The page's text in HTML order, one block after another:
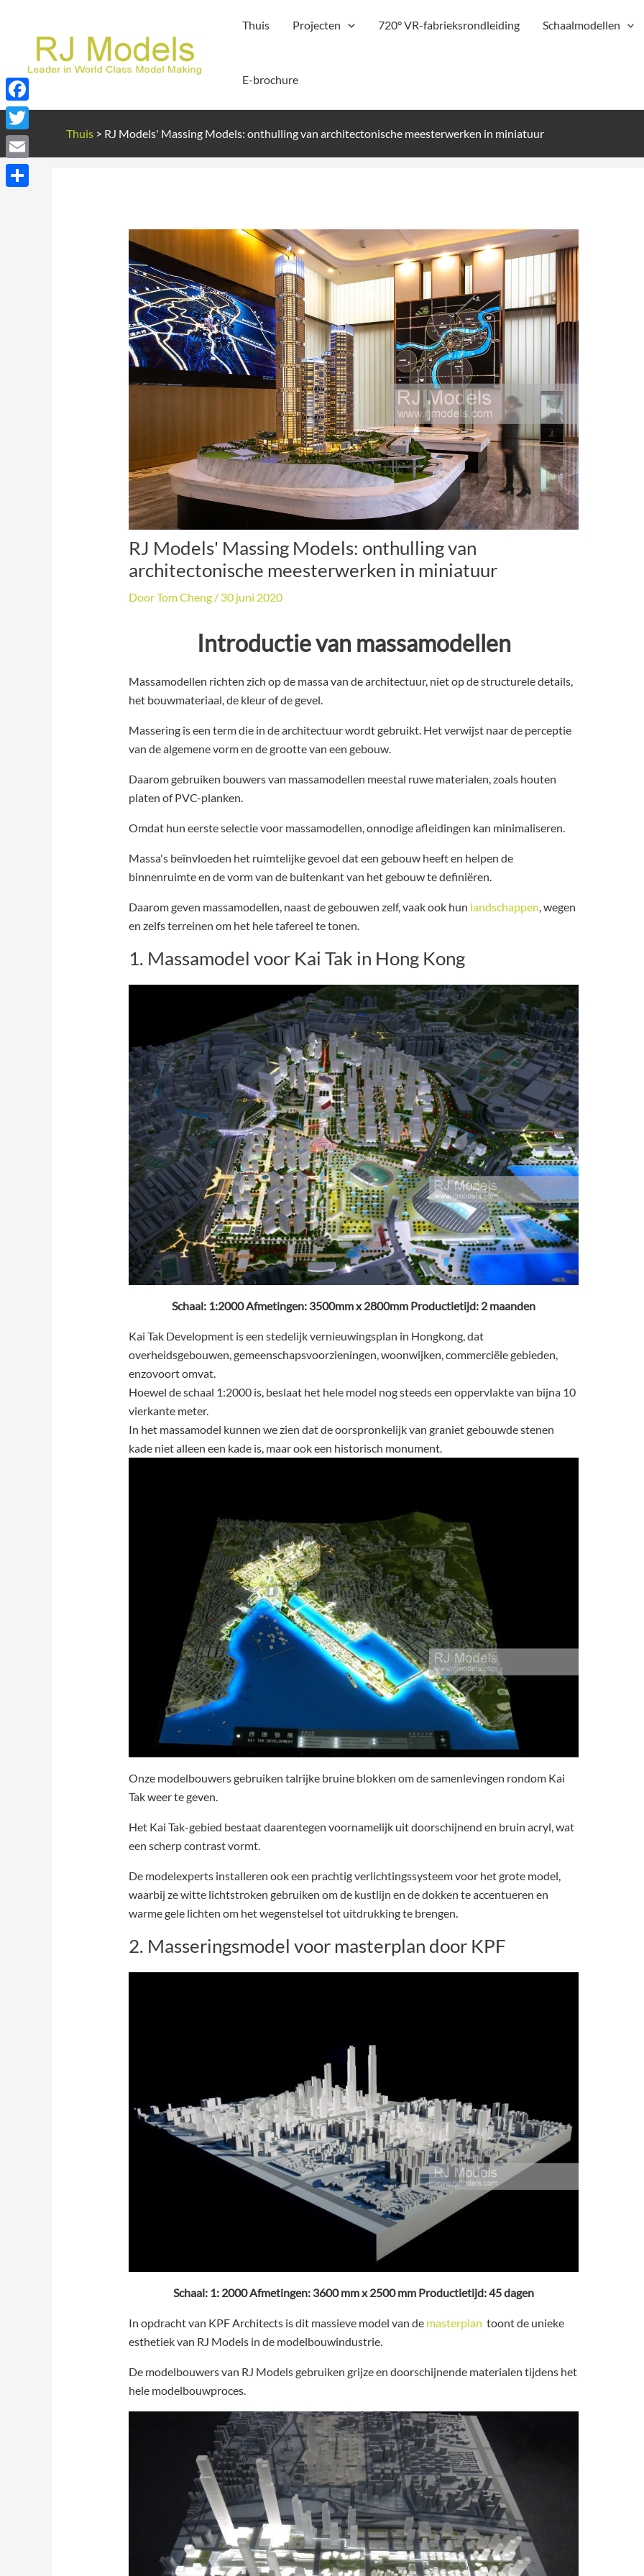
inhoud
Thuis Projecten 720° VR-fabrieksrondleiding Schaalmodellen
E-brochure
Thuis > RJ Models' Massing Models: onthulling van architectonische meesterwerken in miniatuur
RJ Models' Massing Models: onthulling van
architectonische meesterwerken in miniatuur
DoorTom Cheng / 30 juni 2020
Introductie van massamodellen
Massamodellen richten zich op de massa van de architectuur, niet op de structurele details,
het bouwmateriaal, de kleur of de gevel.
Massering is een term die in de architectuur wordt gebruikt. Het verwijst naar de perceptie
van de algemene vorm en de grootte van een gebouw.
Daarom gebruiken bouwers van massamodellen meestal ruwe materialen, zoals houten
platen of PVC-planken.
Omdat hun eerste selectie voor massamodellen, onnodige afleidingen kan minimaliseren.
Massa's beïnvloeden het ruimtelijke gevoel dat een gebouw heeft en helpen de
binnenruimte en de vorm van de buitenkant van het gebouw te definiëren.
Daarom geven massamodellen, naast de gebouwen zelf, vaak ook hun landschappen, wegen
en zelfs terreinen om het hele tafereel te tonen.
1. Massamodel voor Kai Tak in Hong Kong
Schaal: 1:2000 Afmetingen: 3500mm x 2800mm Productietijd: 2 maanden
Kai Tak Development is een stedelijk vernieuwingsplan in Hongkong, dat
overheidsgebouwen, gemeenschapsvoorzieningen, woonwijken, commerciële gebieden,
enzovoort omvat.
Hoewel de schaal 1:2000 is, beslaat het hele model nog steeds een oppervlakte van bijna 10
vierkante meter.
In het massamodel kunnen we zien dat de oorspronkelijk van graniet gebouwde stenen
kade niet alleen een kade is, maar ook een historisch monument.
Onze modelbouwers gebruiken talrijke bruine blokken om de samenlevingen rondom Kai
Tak weer te geven.
Het Kai Tak-gebied bestaat daarentegen voornamelijk uit doorschijnend en bruin acryl, wat
een scherp contrast vormt.
De modelexperts installeren ook een prachtig verlichtingssysteem voor het grote model,
waarbij ze witte lichtstroken gebruiken om de kustlijn en de dokken te accentueren en
warme gele lichten om het wegenstelsel tot uitdrukking te brengen.
2. Masseringsmodel voor masterplan door KPF
Schaal: 1: 2000 Afmetingen: 3600 mm x 2500 mm Productietijd: 45 dagen
In opdracht van KPF Architects is dit massieve model van de masterplan toont de unieke
esthetiek van RJ Models in de modelbouwindustrie.
De modelbouwers van RJ Models gebruiken grijze en doorschijnende materialen tijdens het
hele modelbouwproces.
Facebook
Twitter
Email